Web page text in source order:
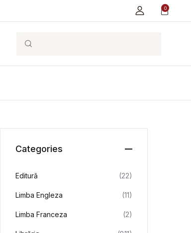
0
Search
Categories
Editură (22)
Limba Engleza (11)
Limba Franceza (2)